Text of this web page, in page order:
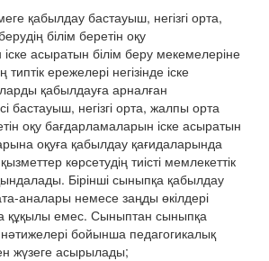
қабылдау бастауыш, негізгі орта,
білім беретін оқу
асыратын білім беру мекемелеріне
ережелері негізінде іске
қабылдауға арналған
бастауыш, негізгі орта, жалпы орта
оқу бағдарламаларын іске асыратын
оқуға қабылдау қағидаларында
көрсетудің тиісті мемлекеттік
Бірінші сыныпқа қабылдау
аналары немесе заңды өкілдері
құқылы емес. Сыныптан сыныпқа
бойынша педагогикалық
жүзеге асырылады;